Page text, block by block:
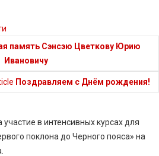
память Сэнсэю Цветкову Юрию
Ивановичу
Поздравляем с Днём рождения!
в интенсивных курсах для
поклона до Черного пояса» на